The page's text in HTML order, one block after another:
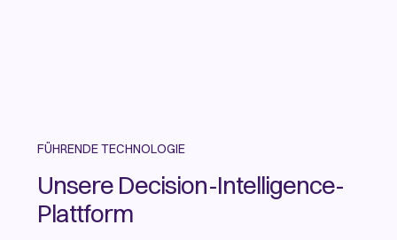
FÜHRENDE TECHNOLOGIE
Unsere Decision-Intelligence-
Plattform